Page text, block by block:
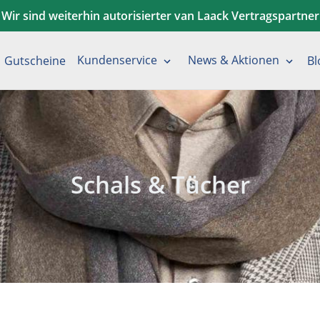
Wir sind weiterhin autorisierter van Laack Vertragspartner
Gutscheine Kundenservice News & Aktionen
S
a
m
m
Schals & Tücher